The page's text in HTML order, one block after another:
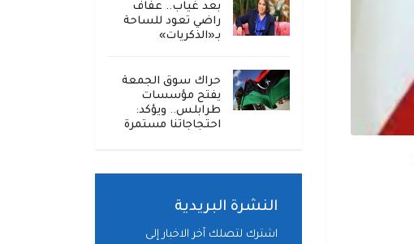
بعد غياب.. عفاف
راضي تعود للساحة
بـ«الذكريات»
حراك سوق الجمعة
يفتح مؤسسات
طرابلس.. ويؤكد:
احتجاجاتنا مستمرة
النشرة البريدية
اشترك لتصلك آخر الاخبار إلى